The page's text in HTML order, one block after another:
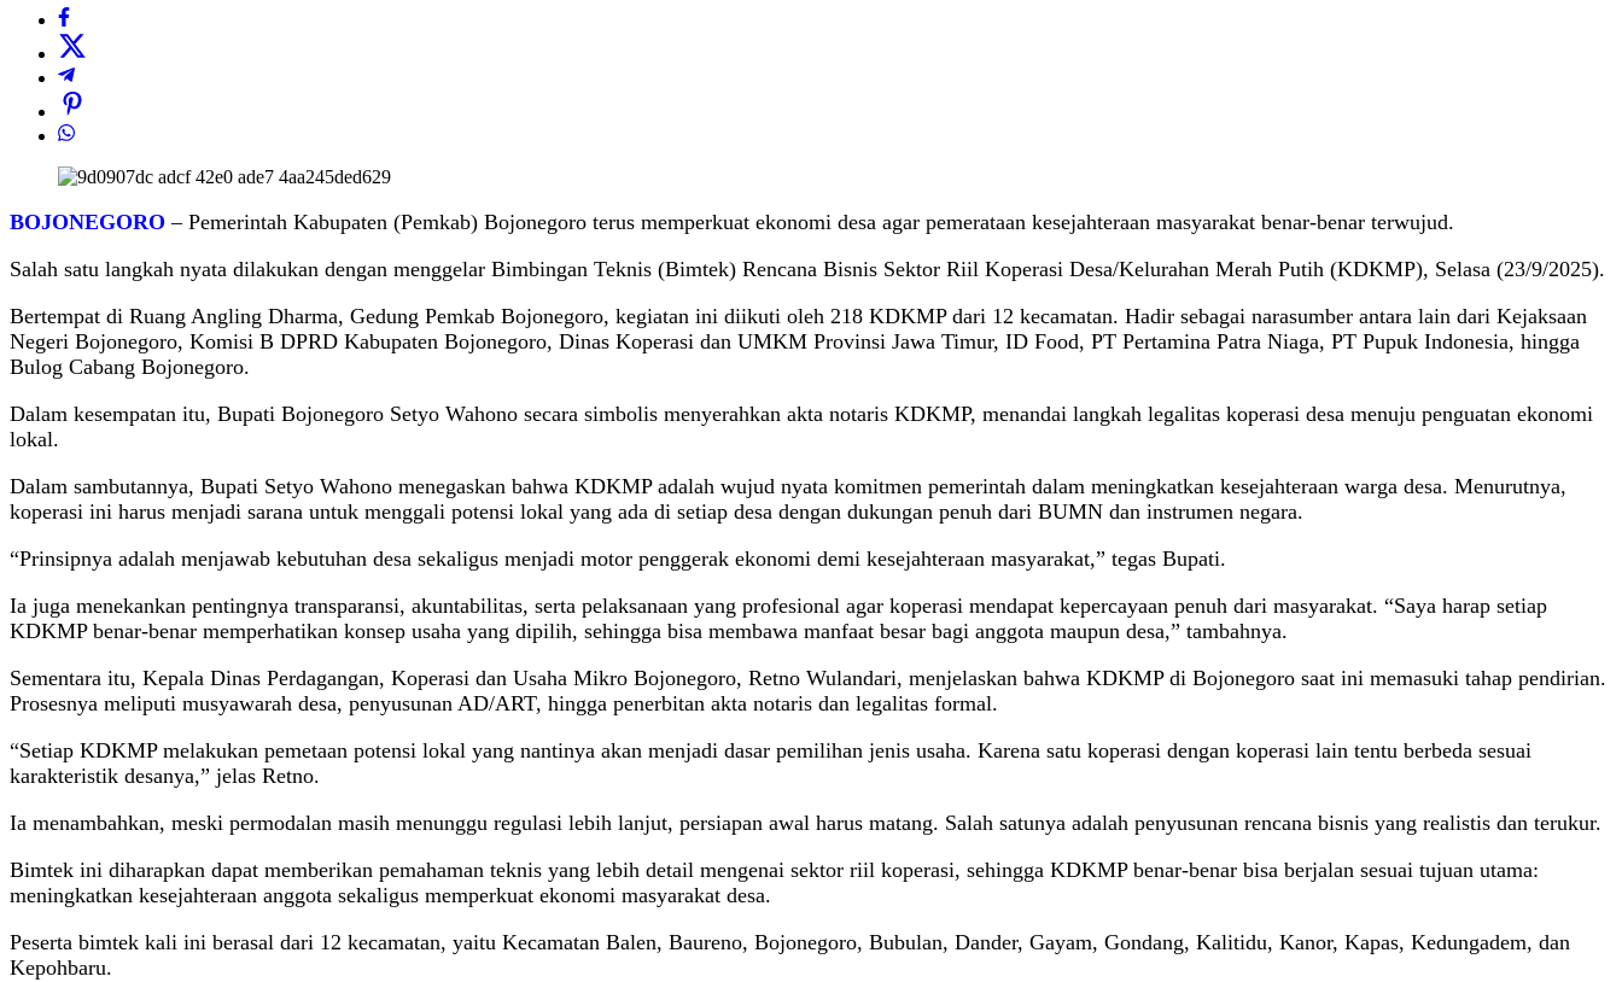
BOJONEGORO – Pemerintah Kabupaten (Pemkab) Bojonegoro terus memperkuat ekonomi desa agar pemerataan kesejahteraan masyarakat benar-benar terwujud.
Salah satu langkah nyata dilakukan dengan menggelar Bimbingan Teknis (Bimtek) Rencana Bisnis Sektor Riil Koperasi Desa/Kelurahan Merah Putih (KDKMP), Selasa (23/9/2025).
Bertempat di Ruang Angling Dharma, Gedung Pemkab Bojonegoro, kegiatan ini diikuti oleh 218 KDKMP dari 12 kecamatan. Hadir sebagai narasumber antara lain dari Kejaksaan
Negeri Bojonegoro, Komisi B DPRD Kabupaten Bojonegoro, Dinas Koperasi dan UMKM Provinsi Jawa Timur, ID Food, PT Pertamina Patra Niaga, PT Pupuk Indonesia, hingga
Bulog Cabang Bojonegoro.
Dalam kesempatan itu, Bupati Bojonegoro Setyo Wahono secara simbolis menyerahkan akta notaris KDKMP, menandai langkah legalitas koperasi desa menuju penguatan ekonomi
lokal.
Dalam sambutannya, Bupati Setyo Wahono menegaskan bahwa KDKMP adalah wujud nyata komitmen pemerintah dalam meningkatkan kesejahteraan warga desa. Menurutnya,
koperasi ini harus menjadi sarana untuk menggali potensi lokal yang ada di setiap desa dengan dukungan penuh dari BUMN dan instrumen negara.
“Prinsipnya adalah menjawab kebutuhan desa sekaligus menjadi motor penggerak ekonomi demi kesejahteraan masyarakat,” tegas Bupati.
Ia juga menekankan pentingnya transparansi, akuntabilitas, serta pelaksanaan yang profesional agar koperasi mendapat kepercayaan penuh dari masyarakat. “Saya harap setiap
KDKMP benar-benar memperhatikan konsep usaha yang dipilih, sehingga bisa membawa manfaat besar bagi anggota maupun desa,” tambahnya.
Sementara itu, Kepala Dinas Perdagangan, Koperasi dan Usaha Mikro Bojonegoro, Retno Wulandari, menjelaskan bahwa KDKMP di Bojonegoro saat ini memasuki tahap pendirian.
Prosesnya meliputi musyawarah desa, penyusunan AD/ART, hingga penerbitan akta notaris dan legalitas formal.
“Setiap KDKMP melakukan pemetaan potensi lokal yang nantinya akan menjadi dasar pemilihan jenis usaha. Karena satu koperasi dengan koperasi lain tentu berbeda sesuai
karakteristik desanya,” jelas Retno.
Ia menambahkan, meski permodalan masih menunggu regulasi lebih lanjut, persiapan awal harus matang. Salah satunya adalah penyusunan rencana bisnis yang realistis dan terukur.
Bimtek ini diharapkan dapat memberikan pemahaman teknis yang lebih detail mengenai sektor riil koperasi, sehingga KDKMP benar-benar bisa berjalan sesuai tujuan utama:
meningkatkan kesejahteraan anggota sekaligus memperkuat ekonomi masyarakat desa.
Peserta bimtek kali ini berasal dari 12 kecamatan, yaitu Kecamatan Balen, Baureno, Bojonegoro, Bubulan, Dander, Gayam, Gondang, Kalitidu, Kanor, Kapas, Kedungadem, dan
Kepohbaru.